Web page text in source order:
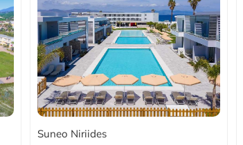
Suneo Niriides